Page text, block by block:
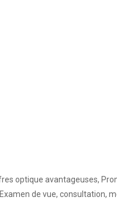
optique avantageuses,
de vue, consultation,